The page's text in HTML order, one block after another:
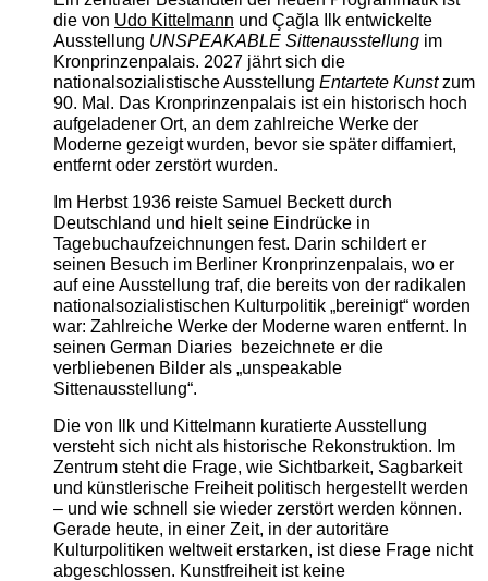
die von Udo Kittelmann und Çağla Ilk entwickelte
Ausstellung UNSPEAKABLE Sittenausstellungim
Kronprinzenpalais. 2027 jährt sich die
nationalsozialistische Ausstellung Entartete Kunstzum
90. Mal. Das Kronprinzenpalais ist ein historisch hoch
aufgeladener Ort, an dem zahlreiche Werke der
Moderne gezeigt wurden, bevor sie später diffamiert,
entfernt oder zerstört wurden.
Im Herbst 1936 reiste Samuel Beckett durch
Deutschland und hielt seine Eindrücke in
Tagebuchaufzeichnungen fest. Darin schildert er
seinen Besuch im Berliner Kronprinzenpalais, wo er
auf eine Ausstellung traf, die bereits von der radikalen
nationalsozialistischen Kulturpolitik „bereinigt“ worden
war: Zahlreiche Werke der Moderne waren entfernt. In
seinen German Diaries bezeichnete er die
verbliebenen Bilder als „unspeakable
Sittenausstellung“.
Die von Ilk und Kittelmann kuratierte Ausstellung
versteht sich nicht als historische Rekonstruktion. Im
Zentrum steht die Frage, wie Sichtbarkeit, Sagbarkeit
und künstlerische Freiheit politisch hergestellt werden
– und wie schnell sie wieder zerstört werden können.
Gerade heute, in einer Zeit, in der autoritäre
Kulturpolitiken weltweit erstarken, ist diese Frage nicht
abgeschlossen. Kunstfreiheit ist keine